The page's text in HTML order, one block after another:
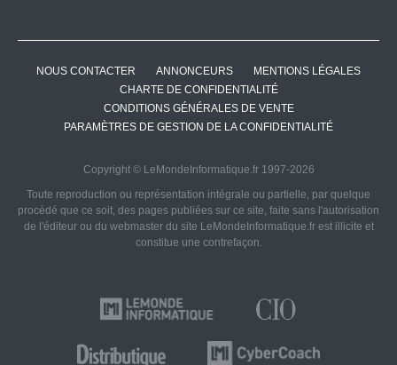
NOUS CONTACTER ANNONCEURS
MENTIONS LÉGALES
CHARTE DE CONFIDENTIALITÉ
CONDITIONS GÉNÉRALES DE VENTE
PARAMÈTRES DE GESTION DE LA CONFIDENTIALITÉ
Copyright © LeMondeInformatique.fr 1997-2026
Toute reproduction ou représentation intégrale ou partielle, par quelque
procédé que ce soit, des pages publiées sur ce site, faite sans l'autorisation
de l'éditeur ou du webmaster du site LeMondeInformatique.fr est illicite et
constitue une contrefaçon.